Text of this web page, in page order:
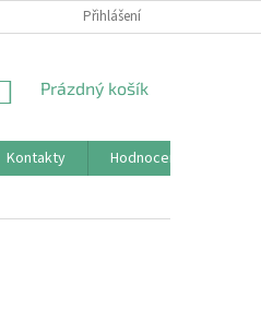
REKLAMAČNÍ ŘÁD
Přihlášení
NÁKUPNÍ
Prázdný košík
Kontakty
Hodnocení obchodu